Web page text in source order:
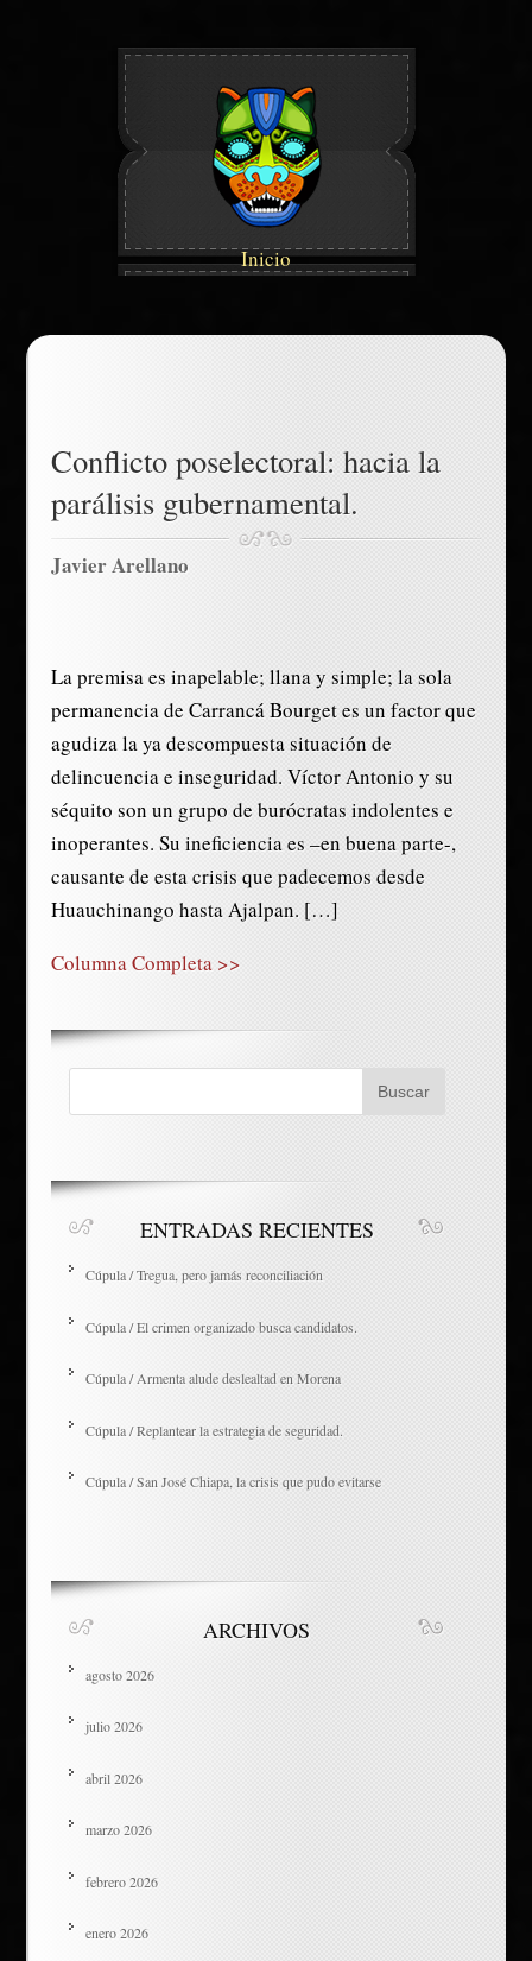
Inicio
Conflicto poselectoral: hacia la
parálisis gubernamental.
Javier Arellano
La premisa es inapelable; llana y simple; la sola
permanencia de Carrancá Bourget es un factor que
agudiza la ya descompuesta situación de
delincuencia e inseguridad. Víctor Antonio y su
séquito son un grupo de burócratas indolentes e
inoperantes. Su ineficiencia es –en buena parte-,
causante de esta crisis que padecemos desde
Huauchinango hasta Ajalpan. […]
Columna Completa >>
ENTRADAS RECIENTES
Cúpula / Tregua, pero jamás reconciliación
Cúpula / El crimen organizado busca candidatos.
Cúpula / Armenta alude deslealtad en Morena
Cúpula / Replantear la estrategia de seguridad.
Cúpula / San José Chiapa, la crisis que pudo evitarse
ARCHIVOS
agosto 2026
julio 2026
abril 2026
marzo 2026
febrero 2026
enero 2026